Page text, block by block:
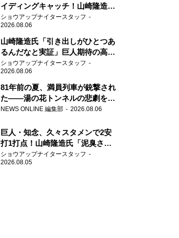
イディングキャッチ！山崎隆造氏
「一歩でも遅れたら…」
ショウアップナイタースタッフ
2026.08.06
山崎隆造氏「引き出しがひとつあ
るんだなと実証」巨人期待の高卒
2年目が技あり安打
ショウアップナイタースタッフ
2026.08.06
81年前の夏、満員列車が銃撃され
た――湯の花トンネルの悲劇を語
り継ぐ男性
NEWS ONLINE 編集部 2026.08.06
巨人・知念、久々スタメンで2安
打1打点！山崎隆造氏「泥臭さを
感じる」、「ジャイアンツには少
ないタイプ」
ショウアップナイタースタッフ
2026.08.05